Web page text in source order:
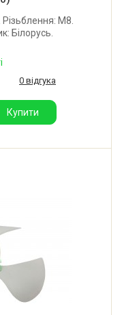
M8.
Білорусь.
0 відгука
Купити